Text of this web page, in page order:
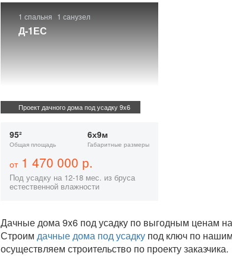
1 спальня 1 санузел
Д-1ЕС
Проект дачного дома под усадку 9x6
95²
Общая площадь
6х9м
Габаритные размеры
от1 470 000 р.
Под усадку на 12-18 мес. из бруса
естественной влажности
Дачные дома 9x6 под усадку по выгодным ценам
Строим дачные дома под усадкупод ключ по
осуществляем строительство по проекту заказчика.